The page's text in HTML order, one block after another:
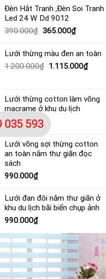
là:
650.000₫.
tại
595.000₫.
Đèn Hắt Tranh ,Đèn Soi Tranh
Led 24 W Dd 9012
390.000₫ Giá
là:
390.000₫.
365.000₫Giá
tại
là:
365.000₫.
Lưới thừng màu đen an toàn
1.200.000₫ Giá
1.200.000₫.
1.115.000₫Giá
là:
Lưới thừng cotton làm võng
macrame ở khu du lịch
4.000.000₫
Lưới võng sợi thừng cotton
an toàn nằm thư giãn đọc
sách
990.000₫
Lưới đan đôi nằm thư giãn ở
khu du lịch bãi biển chụp ảnh
990.000₫
035 593